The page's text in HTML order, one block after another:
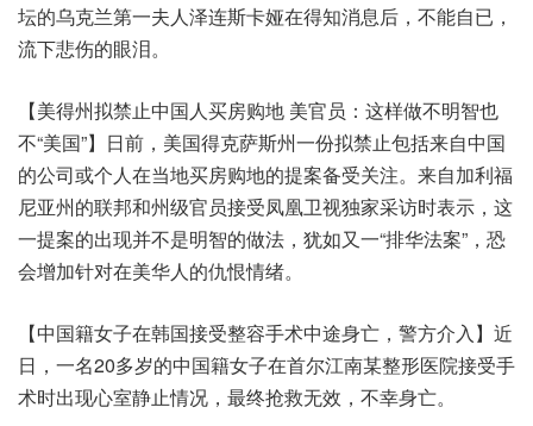
坛的乌克兰第一夫人泽连斯卡娅在得知消息后，不能自已，
流下悲伤的眼泪。
【美得州拟禁止中国人买房购地 美官员：这样做不明智也
不“美国”】日前，美国得克萨斯州一份拟禁止包括来自中国
的公司或个人在当地买房购地的提案备受关注。来自加利福
尼亚州的联邦和州级官员接受凤凰卫视独家采访时表示，这
一提案的出现并不是明智的做法，犹如又一“排华法案”，恐
会增加针对在美华人的仇恨情绪。
【中国籍女子在韩国接受整容手术中途身亡，警方介入】近
日，一名20多岁的中国籍女子在首尔江南某整形医院接受手
术时出现心室静止情况，最终抢救无效，不幸身亡。